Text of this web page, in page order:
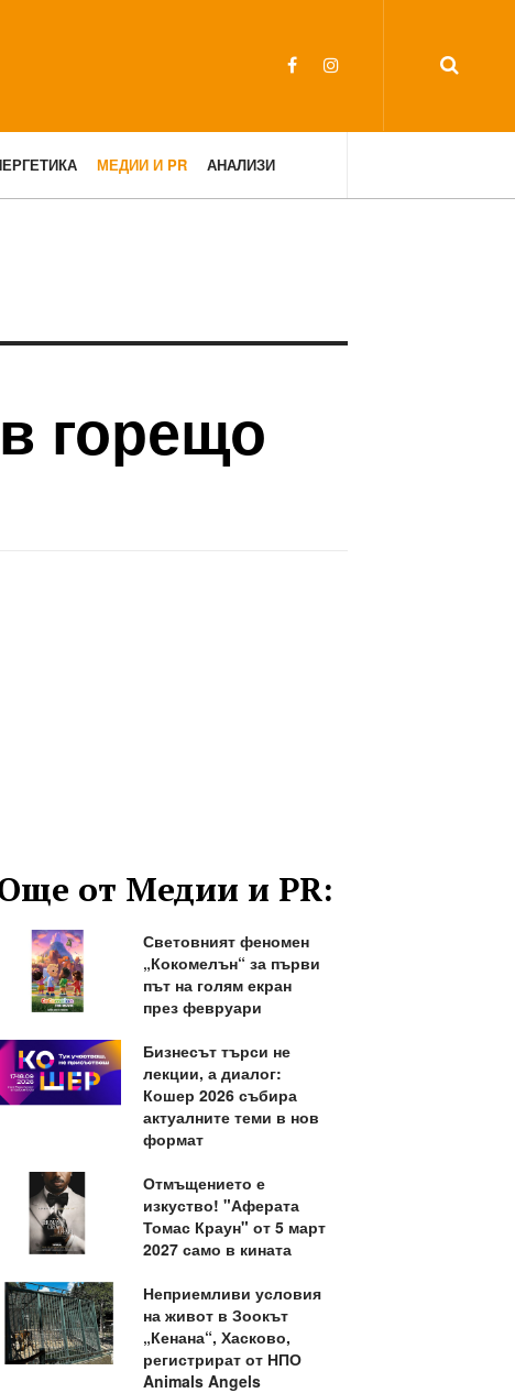
МЕДИИ И PR АНАЛИЗИ
горещо
от Медии и PR:
Световният феномен
„Кокомелън“ за първи
път на голям екран
през февруари
Бизнесът търси не
лекции, а диалог:
Кошер 2026 събира
актуалните теми в нов
формат
Отмъщението е
изкуство! "Аферата
Томас Краун" от 5 март
2027 само в кината
Неприемливи условия
на живот в Зоокът
„Кенана“, Хасково,
регистрират от НПО
Animals Angels